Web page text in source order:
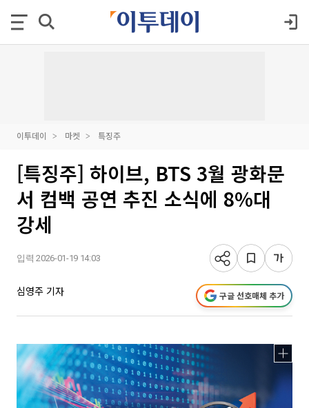
이투데이 마켓 특징주
[특징주] 하이브, BTS 3월 광화문
서 컴백 공연 추진 소식에 8%대
강세
입력 2026-01-19 14:03
심영주 기자 구글 선호매체 추가